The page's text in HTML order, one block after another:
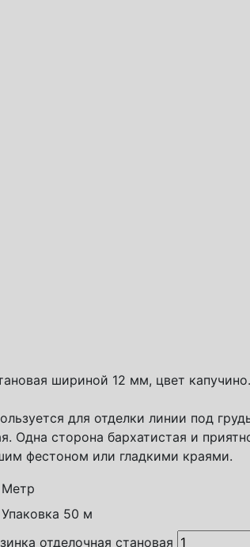
шириной 12 мм, цвет
для отделки линии под
Одна сторона бархатистая и
фестоном или гладкими краями.
Метр
Упаковка 50 м
отделочная становая